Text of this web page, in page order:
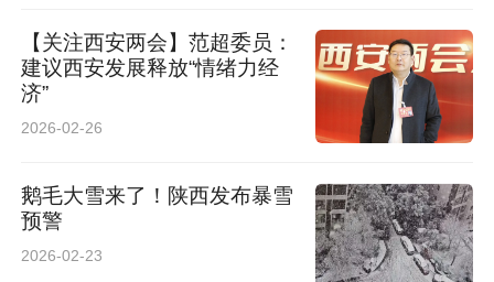
【关注西安两会】范超委员：
建议西安发展释放“情绪力经
济”
2026-02-26
鹅毛大雪来了！陕西发布暴雪
预警
2026-02-23